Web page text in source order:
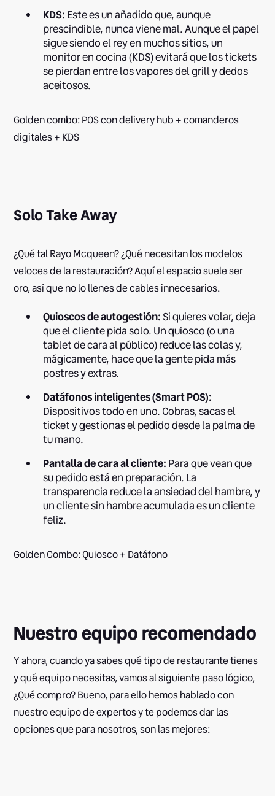
KDS:Este es un añadido que, aunque
prescindible, nunca viene mal. Aunque el papel
sigue siendo el rey en muchos sitios, un
monitor en cocina (KDS) evitará que los tickets
se pierdan entre los vapores del grill y dedos
aceitosos.
Golden combo: POS con delivery hub + comanderos
digitales + KDS
Solo Take Away
¿Qué tal Rayo Mcqueen? ¿Qué necesitan los modelos
veloces de la restauración? Aquí el espacio suele ser
oro, así que no lo llenes de cables innecesarios.
Quioscos de autogestión:Si quieres volar, deja
que el cliente pida solo. Un quiosco (o una
tablet de cara al público) reduce las colas y,
mágicamente, hace que la gente pida más
postres y extras.
Datáfonos inteligentes (Smart POS):
Dispositivos todo en uno. Cobras, sacas el
ticket y gestionas el pedido desde la palma de
tu mano.
Pantalla de cara al cliente:Para que vean que
su pedido está en preparación. La
transparencia reduce la ansiedad del hambre, y
un cliente sin hambre acumulada es un cliente
feliz.
Golden Combo: Quiosco + Datáfono
Nuestro equipo recomendado
Y ahora, cuando ya sabes qué tipo de restaurante tienes
y qué equipo necesitas, vamos al siguiente paso lógico,
¿Qué compro? Bueno, para ello hemos hablado con
nuestro equipo de expertos y te podemos dar las
opciones que para nosotros, son las mejores: